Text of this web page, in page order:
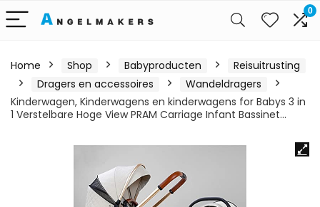
0
Home Shop Babyproducten
Reisuitrusting
Dragers en accessoires
Wandeldragers
Kinderwagen, Kinderwagens en kinderwagens for Babys 3 in
1 Verstelbare Hoge View PRAM Carriage Infant Bassinet…